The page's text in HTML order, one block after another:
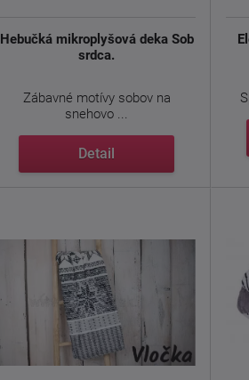
Hebučká mikroplyšová deka Sob
srdca.
Zábavné motívy sobov na
snehovo ...
Detail